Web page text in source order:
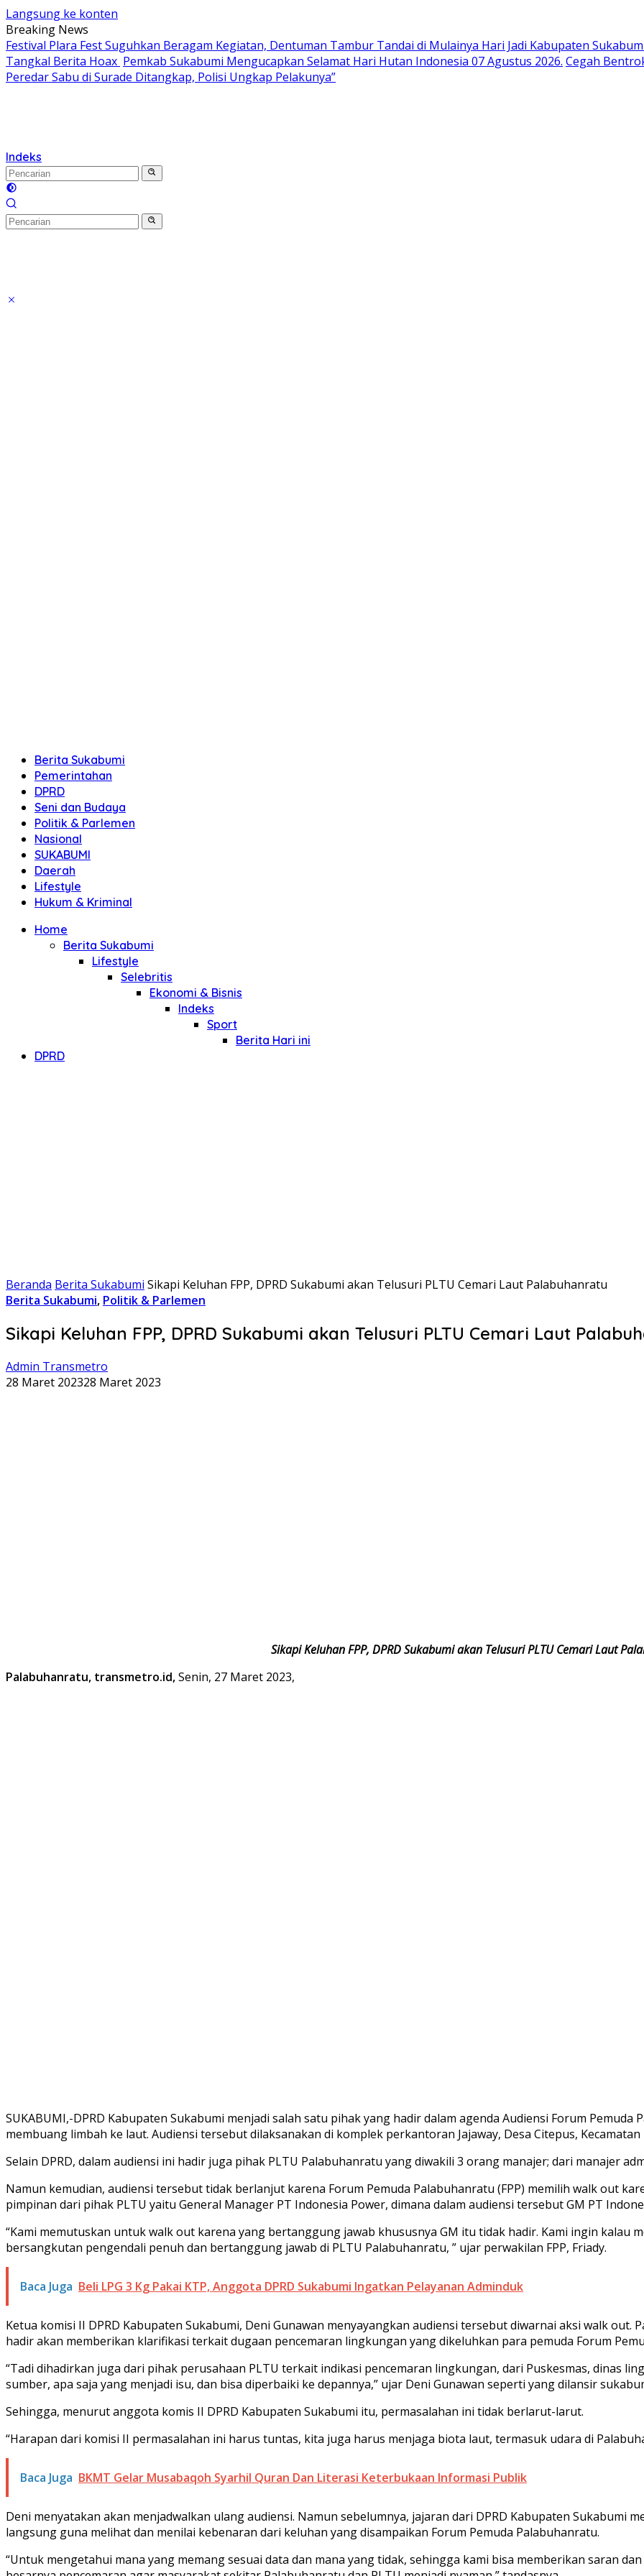
Langsung ke konten
Breaking News
Festival Plara Fest Suguhkan Beragam Kegiatan, Dentuman Tambur Tandai di Mulainya Hari Jadi Kabupaten
Tangkal Berita Hoax Pemkab Sukabumi Mengucapkan Selamat Hari Hutan Indonesia 07 Agustus 2026. Cegah
Peredar Sabu di Surade Ditangkap, Polisi Ungkap Pelakunya”
Indeks
Berita Sukabumi
Pemerintahan
DPRD
Seni dan Budaya
Politik & Parlemen
Nasional
SUKABUMI
Daerah
Lifestyle
Hukum & Kriminal
Home
Berita Sukabumi
Lifestyle
Selebritis
Ekonomi & Bisnis
Indeks
Sport
Berita Hari ini
DPRD
Beranda Berita Sukabumi Sikapi Keluhan FPP, DPRD Sukabumi akan Telusuri PLTU Cemari Laut Palabuhanratu
Berita Sukabumi, Politik & Parlemen
Sikapi Keluhan FPP, DPRD Sukabumi akan Telusuri PLTU Cemari Laut
Admin Transmetro
28 Maret 202328 Maret 2023
Sikapi Keluhan FPP, DPRD Sukabumi akan Telusuri PLTU Cemari Laut
Palabuhanratu, transmetro.id,Senin, 27 Maret 2023,
SUKABUMI,-DPRD Kabupaten Sukabumi menjadi salah satu pihak yang hadir dalam agenda Audiensi Forum
membuang limbah ke laut. Audiensi tersebut dilaksanakan di komplek perkantoran Jajaway, Desa Citepus,
Selain DPRD, dalam audiensi ini hadir juga pihak PLTU Palabuhanratu yang diwakili 3 orang manajer; dari manajer
Namun kemudian, audiensi tersebut tidak berlanjut karena Forum Pemuda Palabuhanratu (FPP) memilih walk out
pimpinan dari pihak PLTU yaitu General Manager PT Indonesia Power, dimana dalam audiensi tersebut GM PT
“Kami memutuskan untuk walk out karena yang bertanggung jawab khususnya GM itu tidak hadir. Kami ingin kalau
bersangkutan pengendali penuh dan bertanggung jawab di PLTU Palabuhanratu, ” ujar perwakilan FPP, Friady.
Baca Juga Beli LPG 3 Kg Pakai KTP, Anggota DPRD Sukabumi Ingatkan Pelayanan Adminduk
Ketua komisi II DPRD Kabupaten Sukabumi, Deni Gunawan menyayangkan audiensi tersebut diwarnai aksi walk
hadir akan memberikan klarifikasi terkait dugaan pencemaran lingkungan yang dikeluhkan para pemuda Forum
“Tadi dihadirkan juga dari pihak perusahaan PLTU terkait indikasi pencemaran lingkungan, dari Puskesmas, dinas
sumber, apa saja yang menjadi isu, dan bisa diperbaiki ke depannya,” ujar Deni Gunawan seperti yang dilansir
Sehingga, menurut anggota komis II DPRD Kabupaten Sukabumi itu, permasalahan ini tidak berlarut-larut.
“Harapan dari komisi II permasalahan ini harus tuntas, kita juga harus menjaga biota laut, termasuk udara di
Baca Juga BKMT Gelar Musabaqoh Syarhil Quran Dan Literasi Keterbukaan Informasi Publik
Deni menyatakan akan menjadwalkan ulang audiensi. Namun sebelumnya, jajaran dari DPRD Kabupaten Sukabumi
langsung guna melihat dan menilai kebenaran dari keluhan yang disampaikan Forum Pemuda Palabuhanratu.
“Untuk mengetahui mana yang memang sesuai data dan mana yang tidak, sehingga kami bisa memberikan saran